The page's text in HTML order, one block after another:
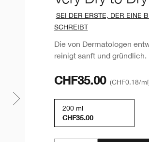
SEI DER ERSTE, DER EINE
SCHREIBT
Die von Dermatologen
reinigt sanft und gründlich.
CHF35.00 CHF0.18/ml
200 ml
CHF35.00